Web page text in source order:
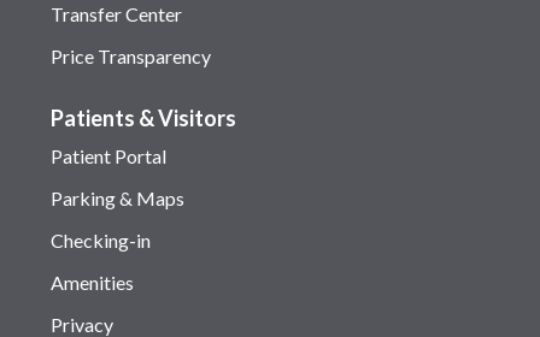
Transfer Center
Price Transparency
Patients & Visitors
Patient Portal
Parking & Maps
Checking-in
Amenities
Privacy